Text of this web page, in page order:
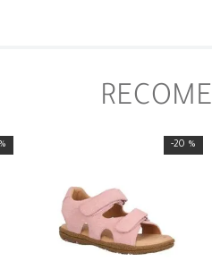
-20 %